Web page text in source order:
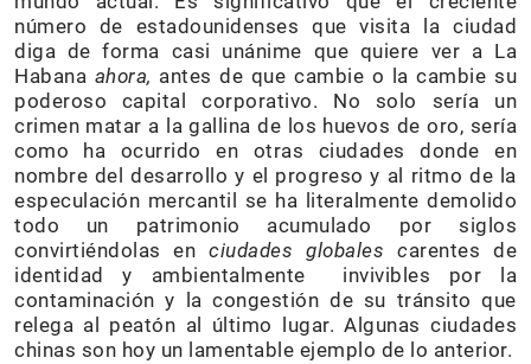
número de estadounidenses que visita la ciudad
diga de forma casi unánime que quiere ver a La
Habana ahora, antes de que cambie o la cambie su
poderoso capital corporativo. No solo sería un
crimen matar a la gallina de los huevos de oro, sería
como ha ocurrido en otras ciudades donde en
nombre del desarrollo y el progreso y al ritmo de la
especulación mercantil se ha literalmente demolido
todo un patrimonio acumulado por siglos
convirtiéndolas enciudades globales carentes de
identidad y ambientalmente invivibles por la
contaminación y la congestión de su tránsito que
relega al peatón al último lugar. Algunas ciudades
chinas son hoy un lamentable ejemplo de lo anterior.